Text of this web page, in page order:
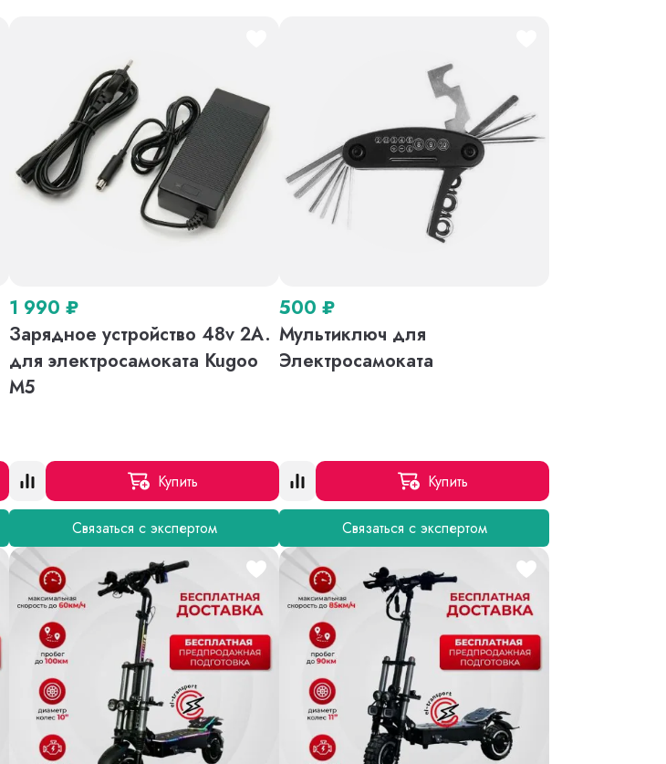
1 990 ₽
Зарядное устройство 48v 2A.
для электросамоката Kugoo
M5
Купить
Связаться с экспертом
500 ₽
Мультиключ для
Электросамоката
Купить
Связаться с экспертом